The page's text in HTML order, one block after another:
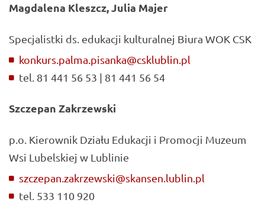
Magdalena Kleszcz, Julia Majer
Specjalistki ds. edukacji kulturalnej Biura WOK CSK
konkurs.palma.pisanka@csklublin.pl
tel. 81 441 56 53 | 81 441 56 54
Szczepan Zakrzewski
p.o. Kierownik Działu Edukacji i Promocji Muzeum
Wsi Lubelskiej w Lublinie
szczepan.zakrzewski@skansen.lublin.pl
tel. 533 110 920